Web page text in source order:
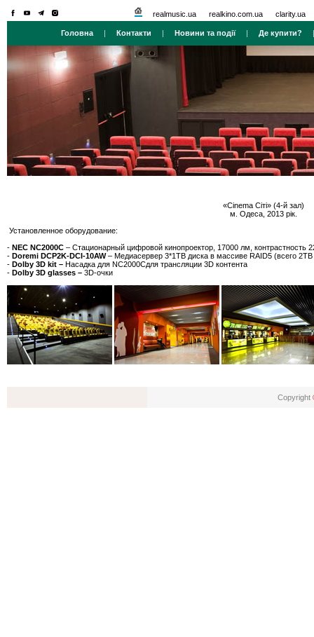
realmusic.ua realkino.com.ua clarity.ua
Головна | Контакти | Новини та події| Де купити?
«Cinema Ciтi» (4-й зал)
м. Одеса, 2013 рік.
Установленное оборудование:
- NEC NC2000C – Стационарный цифровой кинопроектор, 17000 лм, контрастность
- Doremi DCP2K-DCI-10AW– Медиасервер 3*1TB диска в массиве RAID5 (всего
- Dolby 3D kit – Насадка для NC2000Сдля трансляции 3D контента
- Dolby 3D glasses – 3D-очки
Copyright